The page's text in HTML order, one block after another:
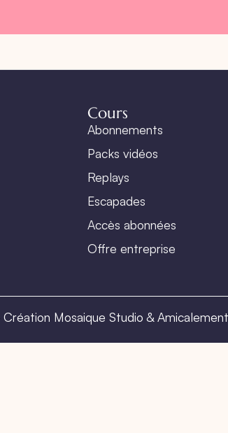
Cours
Abonnements
Packs vidéos
Replays
Escapades
Accès abonnées
Offre entreprise
Création Mosaique Studio &